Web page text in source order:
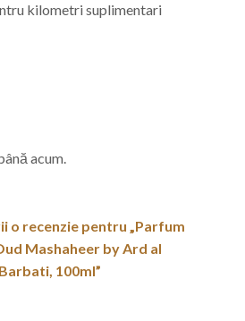
kilometri suplimentari
acum.
o recenzie pentru „Parfum
Mashaheer by Ard al
100ml”